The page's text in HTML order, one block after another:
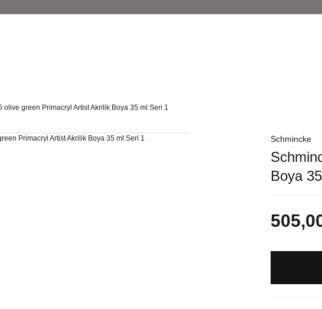
olive green Primacryl Artist Akrilik Boya 35 ml Seri 1
Schmincke
Boya